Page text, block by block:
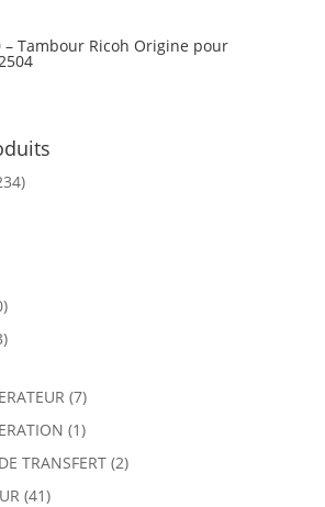
– Tambour Ricoh Origine pour
(7)
(1)
TRANSFERT (2)
(41)